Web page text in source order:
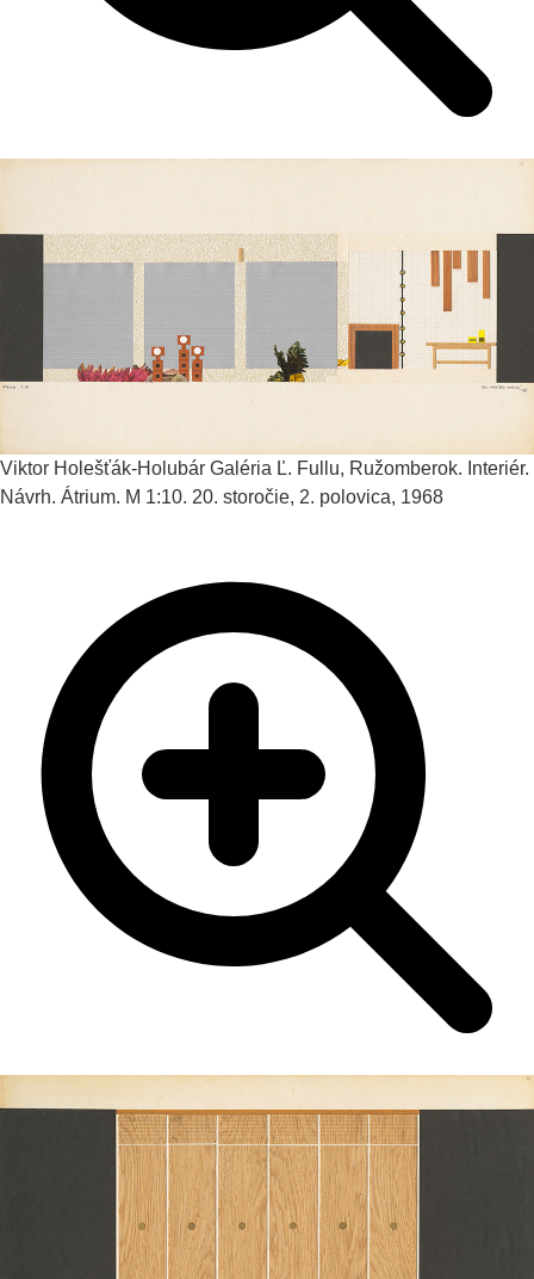
Viktor Holešťák-Holubár Galéria Ľ. Fullu, Ružomberok. Interiér.
Návrh. Átrium. M 1:10. 20. storočie, 2. polovica, 1968